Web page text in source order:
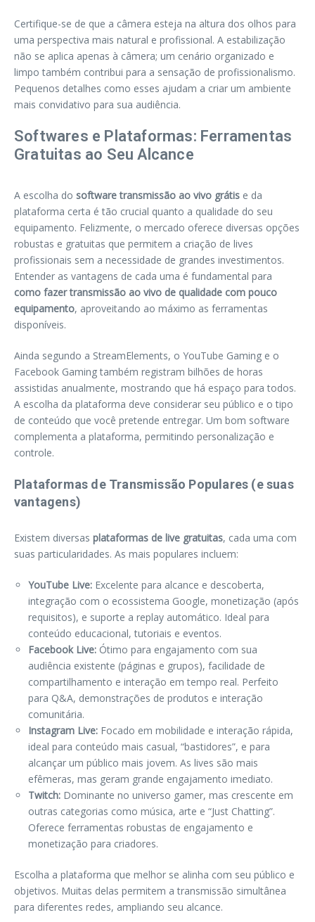
Certifique-se de que a câmera esteja na altura dos olhos para
uma perspectiva mais natural e profissional. A estabilização
não se aplica apenas à câmera; um cenário organizado e
limpo também contribui para a sensação de profissionalismo.
Pequenos detalhes como esses ajudam a criar um ambiente
mais convidativo para sua audiência.
Softwares e Plataformas: Ferramentas
Gratuitas ao Seu Alcance
A escolha do software transmissão ao vivo grátis e da
plataforma certa é tão crucial quanto a qualidade do seu
equipamento. Felizmente, o mercado oferece diversas opções
robustas e gratuitas que permitem a criação de lives
profissionais sem a necessidade de grandes investimentos.
Entender as vantagens de cada uma é fundamental para
como fazer transmissão ao vivo de qualidade com pouco
equipamento, aproveitando ao máximo as ferramentas
disponíveis.
Ainda segundo a StreamElements, o YouTube Gaming e o
Facebook Gaming também registram bilhões de horas
assistidas anualmente, mostrando que há espaço para todos.
A escolha da plataforma deve considerar seu público e o tipo
de conteúdo que você pretende entregar. Um bom software
complementa a plataforma, permitindo personalização e
controle.
Plataformas de Transmissão Populares (e suas
vantagens)
Existem diversas plataformas de live gratuitas, cada uma com
suas particularidades. As mais populares incluem:
YouTube Live: Excelente para alcance e descoberta,
integração com o ecossistema Google, monetização (após
requisitos), e suporte a replay automático. Ideal para
conteúdo educacional, tutoriais e eventos.
Facebook Live: Ótimo para engajamento com sua
audiência existente (páginas e grupos), facilidade de
compartilhamento e interação em tempo real. Perfeito
para Q&A, demonstrações de produtos e interação
comunitária.
Instagram Live: Focado em mobilidade e interação rápida,
ideal para conteúdo mais casual, “bastidores”, e para
alcançar um público mais jovem. As lives são mais
efêmeras, mas geram grande engajamento imediato.
Twitch: Dominante no universo gamer, mas crescente em
outras categorias como música, arte e “Just Chatting”.
Oferece ferramentas robustas de engajamento e
monetização para criadores.
Escolha a plataforma que melhor se alinha com seu público e
objetivos. Muitas delas permitem a transmissão simultânea
para diferentes redes, ampliando seu alcance.